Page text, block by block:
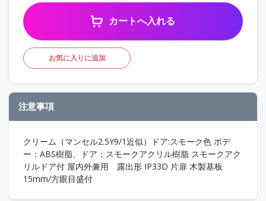
カートへ入れる
お気に入りに追加
注意事項
クリーム（マンセル2.5Y9/1近似）ドア:スモーク色 ボデ
ー：ABS樹脂、ドア：スモークアクリル樹脂 スモークアク
リルドア付 屋内外兼用 露出形 IP33D 片扉 木製基板
15mm/方眼目盛付